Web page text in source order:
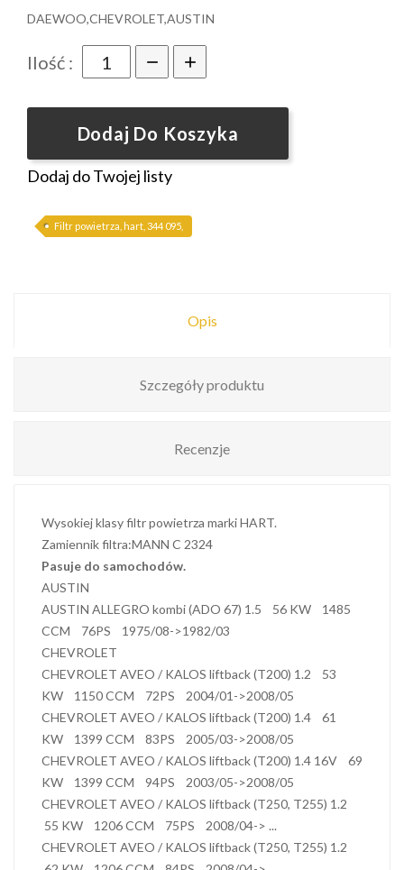
DAEWOO,CHEVROLET,AUSTIN
Ilość :
Dodaj Do Koszyka
Dodaj do Twojej listy
Filtr powietrza, hart, 344 095,
Opis
Szczegóły produktu
Recenzje
Wysokiej klasy filtr powietrza marki HART.
Zamiennik filtra:MANN C 2324
Pasuje do samochodów.
AUSTIN
AUSTIN ALLEGRO kombi (ADO 67) 1.5 56 KW 1485
CCM 76PS 1975/08->1982/03
CHEVROLET
CHEVROLET AVEO / KALOS liftback (T200) 1.2 53
KW 1150 CCM 72PS 2004/01->2008/05
CHEVROLET AVEO / KALOS liftback (T200) 1.4 61
KW 1399 CCM 83PS 2005/03->2008/05
CHEVROLET AVEO / KALOS liftback (T200) 1.4 16V 69
KW 1399 CCM 94PS 2003/05->2008/05
CHEVROLET AVEO / KALOS liftback (T250, T255) 1.2
55 KW 1206 CCM 75PS 2008/04-> ...
CHEVROLET AVEO / KALOS liftback (T250, T255) 1.2